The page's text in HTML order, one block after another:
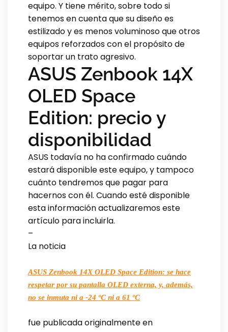
equipo. Y tiene mérito, sobre todo si
tenemos en cuenta que su diseño es
estilizado y es menos voluminoso que otros
equipos reforzados con el propósito de
soportar un trato agresivo.
ASUS Zenbook 14X
OLED Space
Edition: precio y
disponibilidad
ASUS todavía no ha confirmado cuándo
estará disponible este equipo, y tampoco
cuánto tendremos que pagar para
hacernos con él. Cuando esté disponible
esta información actualizaremos este
artículo para incluirla.
–
La noticia
ASUS Zenbook 14X OLED Space Edition: se hace
respetar por su pantalla OLED externa, y, además,
no se inmuta ni a -24 ºC ni a 61 ºC
fue publicada originalmente en